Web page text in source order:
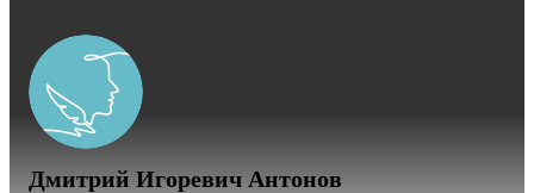
Дмитрий Игоревич Антонов